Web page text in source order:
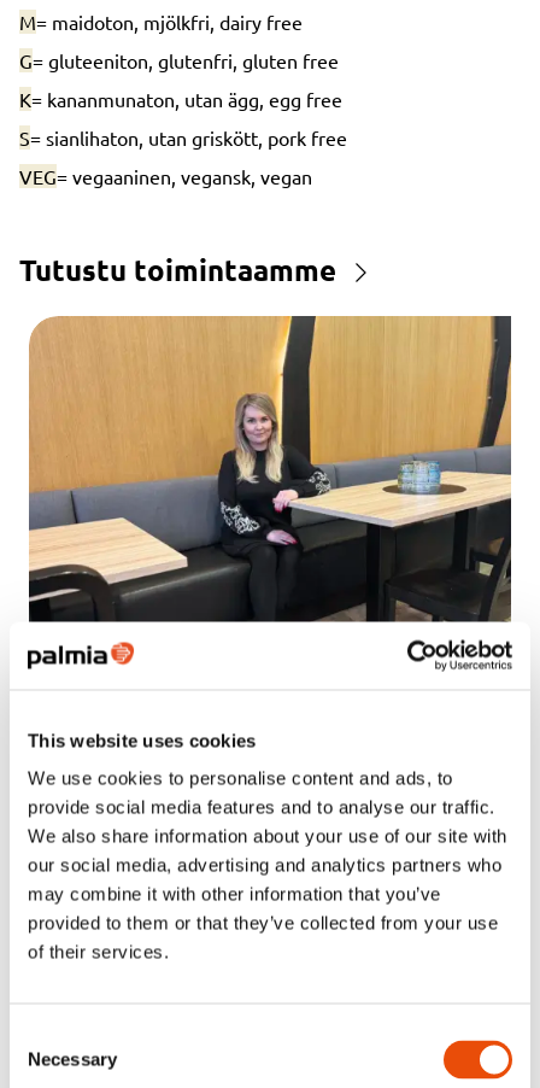
This website uses cookies
We use cookies to personalise content and ads, to
provide social media features and to analyse our traffic.
We also share information about your use of our site with
our social media, advertising and analytics partners who
may combine it with other information that you’ve
provided to them or that they’ve collected from your use
of their services.
Selection
Necessary
M= maidoton, mjölkfri, dairy free
G= gluteeniton, glutenfri, gluten free
K= kananmunaton, utan ägg, egg free
S= sianlihaton, utan griskött, pork free
VEG= vegaaninen, vegansk, vegan
Tutustu toimintaamme
Ravintola-alan osaaja ja innostaja –
Palmian Tiia-Riina tuomaroi Taitaja-
kilpailussa
Lue uutinen